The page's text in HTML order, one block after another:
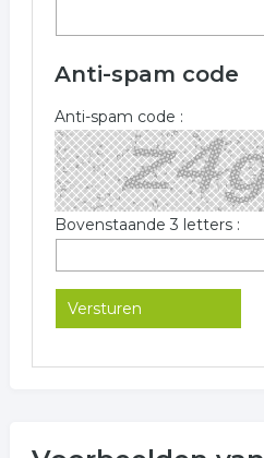
Anti-spam code
Anti-spam code :
Bovenstaande 3 letters :